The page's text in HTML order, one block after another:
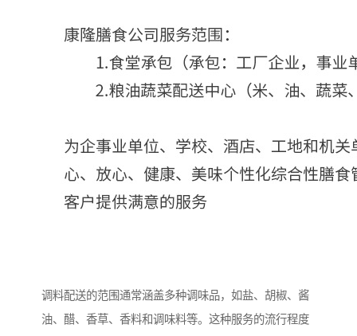
调料配送的范围通常涵盖多种调味品，如盐、胡椒、酱
油、醋、香草、香料和调味料等。这种服务的流行程度